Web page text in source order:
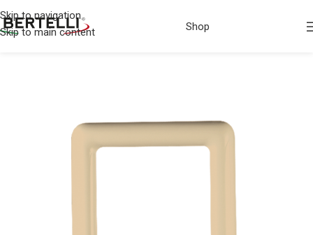
Skip to navigation
Skip to main content
Shop